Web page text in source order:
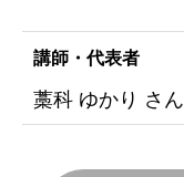
講師・代表者
藁科 ゆかり さん